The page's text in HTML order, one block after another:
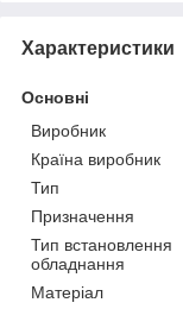
Характеристики
Основні
Виробник
Країна виробник
Тип
Призначення
Тип встановлення
обладнання
Матеріал